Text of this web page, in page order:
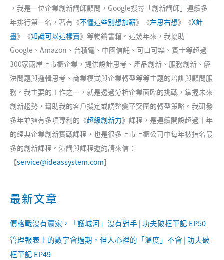
，我是一位企業創新講師顧問，Google搜尋「創新講師」連續多
年排行第一名，著有《不懂這些別想加薪》《左思右想》《X計
畫》《知識可以這樣賣》等暢銷書籍。這幾年來，我協助
Google、Amazon、台積電、中國信託、可口可樂、賓士等超過
300家兩岸上市櫃企業，提供設計思考、產品創新、服務創新、解
決問題與邏輯思考、商業模式與企業轉型等等主題的培訓與顧問服
務。我主要的工作之一，就是透過分析企業面臨的挑戰，掌握未來
創新趨勢，幫助我的客戶擬定或調整變革突圍的轉型策略。我研發
多年並擁有多項專利的《超級創新力》課程，是連續開設超過十年
的經典企業創新實戰課程，也是很多上市上櫃公司中每年被指名最
多的創新課程。演講與課程邀約請來信：
【service@ideassystem.com】
最新文章
價格戰沒有贏家，「護城河」沒有對手 | 功夫破框筆記 EP50
管理報表上的數字會過期，但人心裡的「溫度」不會 | 功夫破
框筆記 EP49